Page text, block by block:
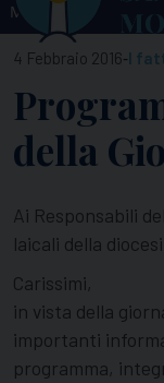
MENU
4 Febbraio 2016-I
della
Ai Responsabili
laicali della diocesi
Carissimi,
in vista della
importanti
programma,